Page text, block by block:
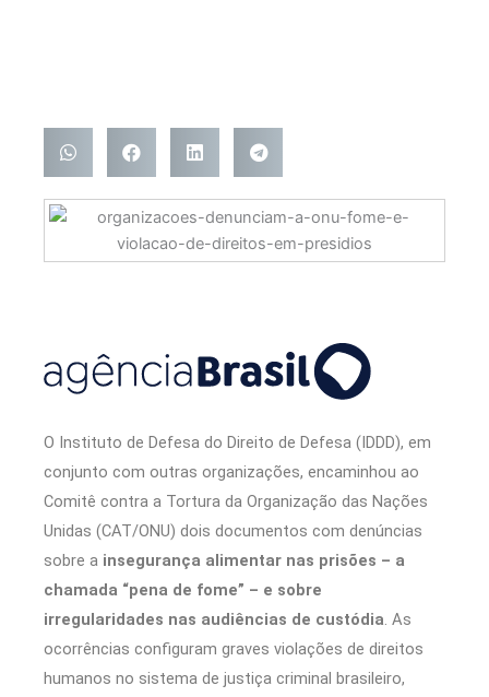
O Instituto de Defesa do Direito de Defesa (IDDD), em
conjunto com outras organizações, encaminhou ao
Comitê contra a Tortura da Organização das Nações
Unidas (CAT/ONU) dois documentos com denúncias
sobre a insegurança alimentar nas prisões – a
chamada “pena de fome” – e sobre
irregularidades nas audiências de custódia. As
ocorrências configuram graves violações de direitos
humanos no sistema de justiça criminal brasileiro,